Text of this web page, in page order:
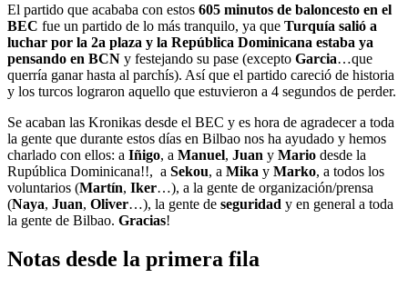
El partido que acababa con estos 605 minutos de baloncesto en el
BEC fue un partido de lo más tranquilo, ya que Turquía salió a
luchar por la 2a plaza y la República Dominicana estaba ya
pensando en BCN y festejando su pase (excepto Garcia…que
querría ganar hasta al parchís). Así que el partido careció de historia
y los turcos lograron aquello que estuvieron a 4 segundos de perder.
Se acaban las Kronikas desde el BEC y es hora de agradecer a toda
la gente que durante estos días en Bilbao nos ha ayudado y hemos
charlado con ellos: a Iñigo, a Manuel, Juan y Mario desde la
Rupública Dominicana!!, a Sekou, a Mika y Marko, a todos los
voluntarios (Martín, Iker…), a la gente de organización/prensa
(Naya, Juan, Oliver…), la gente de seguridad y en general a toda
la gente de Bilbao. Gracias!
Notas desde la primera fila